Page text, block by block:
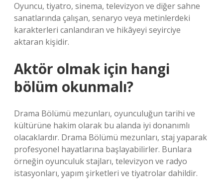
Oyuncu, tiyatro, sinema, televizyon ve diğer sahne
sanatlarında çalışan, senaryo veya metinlerdeki
karakterleri canlandıran ve hikâyeyi seyirciye
aktaran kişidir.
Aktör olmak için hangi
bölüm okunmalı?
Drama Bölümü mezunları, oyunculuğun tarihi ve
kültürüne hakim olarak bu alanda iyi donanımlı
olacaklardır. Drama Bölümü mezunları, staj yaparak
profesyonel hayatlarına başlayabilirler. Bunlara
örneğin oyunculuk stajları, televizyon ve radyo
istasyonları, yapım şirketleri ve tiyatrolar dahildir.